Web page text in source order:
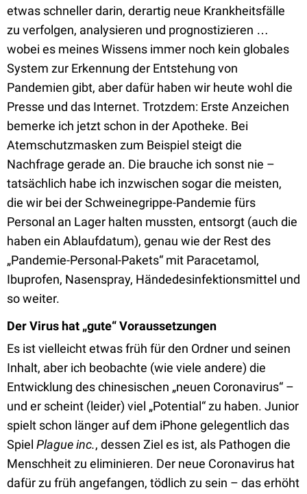
etwas schneller darin, derartig neue Krankheitsfälle
zu verfolgen, analysieren und prognostizieren …
wobei es meines Wissens immer noch kein globales
System zur Erkennung der Entstehung von
Pandemien gibt, aber dafür haben wir heute wohl die
Presse und das Internet. Trotzdem: Erste Anzeichen
bemerke ich jetzt schon in der Apotheke. Bei
Atemschutzmasken zum Beispiel steigt die
Nachfrage gerade an. Die brauche ich sonst nie –
tatsächlich habe ich inzwischen sogar die meisten,
die wir bei der Schweinegrippe-Pandemie fürs
Personal an Lager halten mussten, entsorgt (auch die
haben ein Ablaufdatum), genau wie der Rest des
„Pandemie-Personal-Pakets“ mit Paracetamol,
Ibuprofen, Nasenspray, Händedesinfektionsmittel und
so weiter.
Der Virus hat „gute“ Voraussetzungen
Es ist vielleicht etwas früh für den Ordner und seinen
Inhalt, aber ich beobachte (wie viele andere) die
Entwicklung des chinesischen „neuen Coronavirus“ –
und er scheint (leider) viel „Potential“ zu haben. Junior
spielt schon länger auf dem iPhone gelegentlich das
Spiel Plague inc., dessen Ziel es ist, als Pathogen die
Menschheit zu eliminieren. Der neue Coronavirus hat
dafür zu früh angefangen, tödlich zu sein – das erhöht